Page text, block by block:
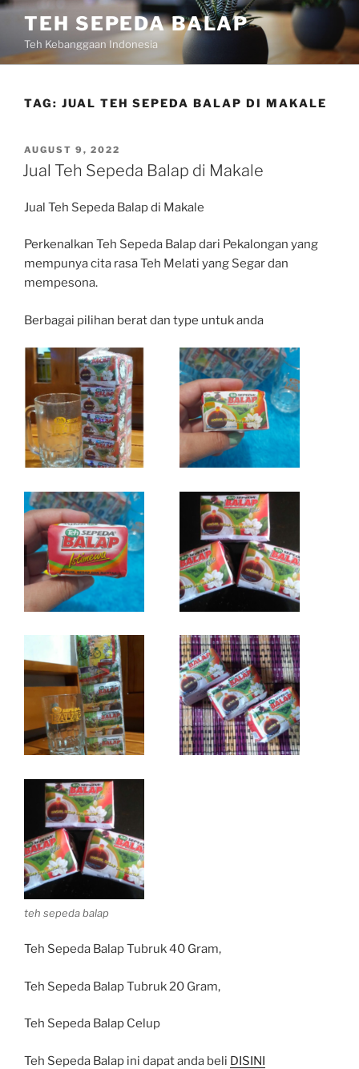
Skip
content
TEH SEPEDA BALAP
Teh Kebanggaan Indonesia
TAG: JUAL TEH SEPEDA BALAP DI MAKALE
POSTED
ON
AUGUST 9, 2022
Jual Teh Sepeda Balap di Makale
Jual Teh Sepeda Balap di Makale
Perkenalkan Teh Sepeda Balap dari Pekalongan yang
mempunya cita rasa Teh Melati yang Segar dan
mempesona.
Berbagai pilihan berat dan type untuk anda
teh sepeda balap
Teh Sepeda Balap Tubruk 40 Gram,
Teh Sepeda Balap Tubruk 20 Gram,
Teh Sepeda Balap Celup
Teh Sepeda Balap ini dapat anda beli DISINI